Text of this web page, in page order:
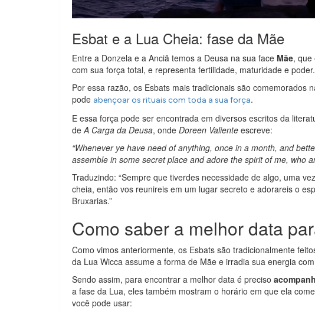
Esbat e a Lua Cheia: fase da Mãe
Entre a Donzela e a Anciã temos a Deusa na sua face Mãe, que
com sua força total, e representa fertilidade, maturidade e poder.
Por essa razão, os Esbats mais tradicionais são comemorados
pode abençoar os rituais com toda a sua força.
E essa força pode ser encontrada em diversos escritos da
deA Carga da Deusa, onde Doreen Valiente escreve:
“Whenever ye have need of anything, once in a month, and
assemble in some secret place and adore the spirit of me, who
Traduzindo: “Sempre que tiverdes necessidade de algo, uma
cheia, então vos reunireis em um lugar secreto e adorareis o
Bruxarias.”
Como saber a melhor data
Como vimos anteriormente, os Esbats são tradicionalmente
da Lua Wicca assume a forma de Mãe e irradia sua energia
Sendo assim, para encontrar a melhor data é preciso
a fase da Lua, eles também mostram o horário em que ela
você pode usar: